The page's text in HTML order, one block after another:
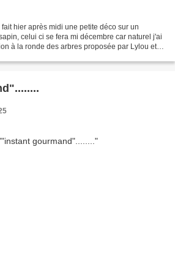
hier après midi une petite déco sur un
celui ci se fera mi décembre car naturel j'ai
à la ronde des arbres proposée par Lylou et